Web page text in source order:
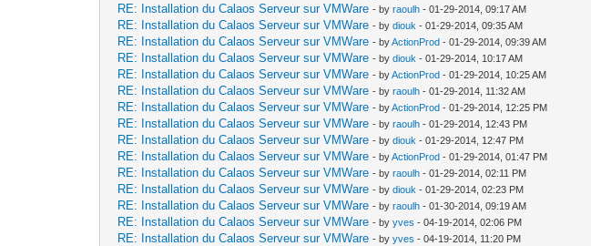
RE: Installation du Calaos Serveur sur VMWare - byraoulh - 01-29-2014, 09:17 AM
RE: Installation du Calaos Serveur sur VMWare - bydiouk - 01-29-2014, 09:35 AM
RE: Installation du Calaos Serveur sur VMWare - byActionProd - 01-29-2014, 09:39 AM
RE: Installation du Calaos Serveur sur VMWare - bydiouk - 01-29-2014, 10:17 AM
RE: Installation du Calaos Serveur sur VMWare - byActionProd - 01-29-2014, 10:25 AM
RE: Installation du Calaos Serveur sur VMWare - byraoulh - 01-29-2014, 11:32 AM
RE: Installation du Calaos Serveur sur VMWare - byActionProd - 01-29-2014, 12:25 PM
RE: Installation du Calaos Serveur sur VMWare - byraoulh - 01-29-2014, 12:43 PM
RE: Installation du Calaos Serveur sur VMWare - bydiouk - 01-29-2014, 12:47 PM
RE: Installation du Calaos Serveur sur VMWare - byActionProd - 01-29-2014, 01:47 PM
RE: Installation du Calaos Serveur sur VMWare - byraoulh - 01-29-2014, 02:11 PM
RE: Installation du Calaos Serveur sur VMWare - bydiouk - 01-29-2014, 02:23 PM
RE: Installation du Calaos Serveur sur VMWare - byraoulh - 01-30-2014, 09:19 AM
RE: Installation du Calaos Serveur sur VMWare - byyves - 04-19-2014, 02:06 PM
RE: Installation du Calaos Serveur sur VMWare - byyves - 04-19-2014, 11:20 PM